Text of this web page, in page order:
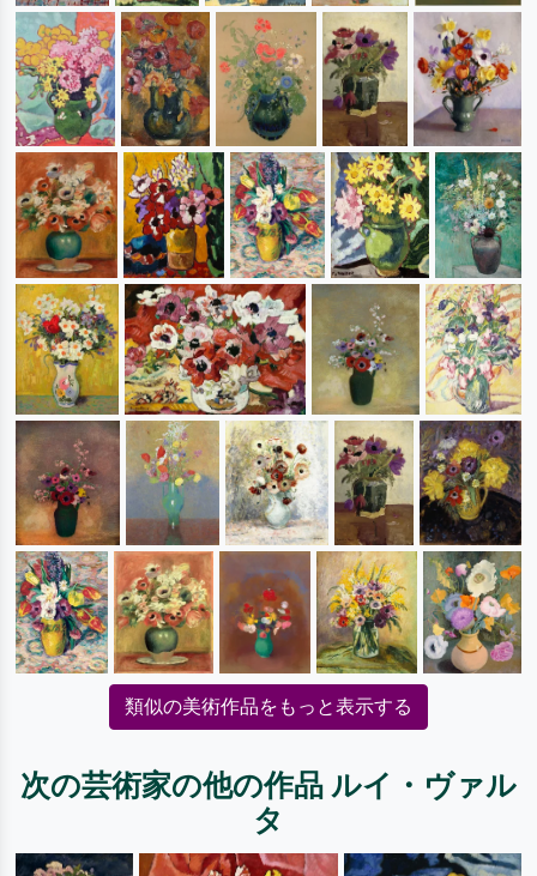
類似の美術作品をもっと表示する
次の芸術家の他の作品 ルイ・ヴァル
タ